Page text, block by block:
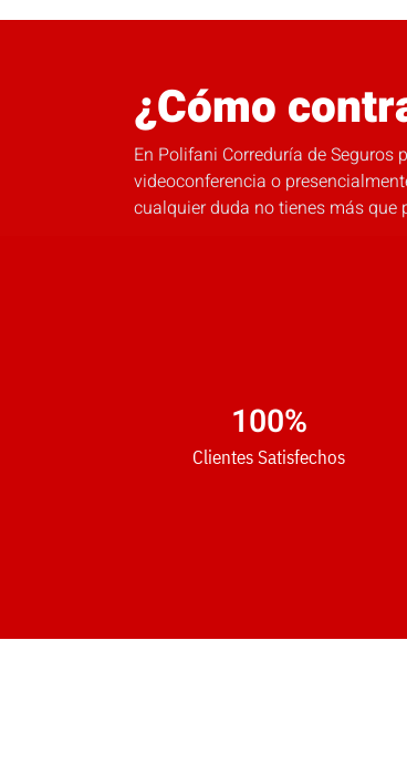
¿Cómo
En Polifani Correduría de
videoconferencia o
cualquier duda no tienes más
Clientes Satisfechos
100%